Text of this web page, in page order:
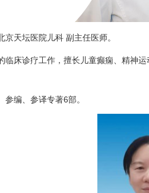
京天坛医院 儿科 副主任医师。
临床诊疗工作，擅长儿童癫痫、精神
编、参译专著6部。